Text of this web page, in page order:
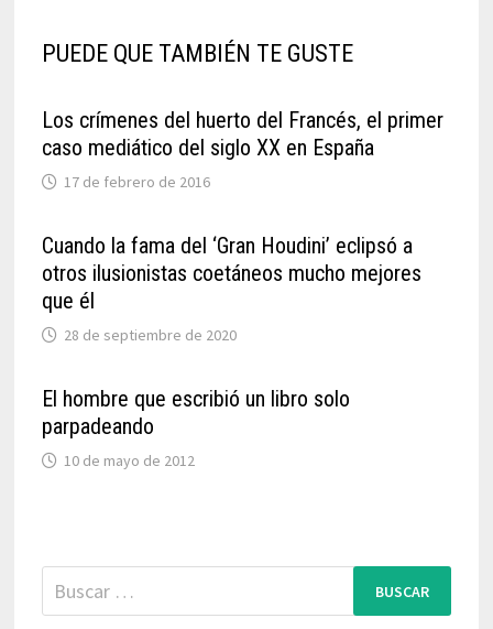
PUEDE QUE TAMBIÉN TE GUSTE
Los crímenes del huerto del Francés, el primer
caso mediático del siglo XX en España
17 de febrero de 2016
Cuando la fama del ‘Gran Houdini’ eclipsó a
otros ilusionistas coetáneos mucho mejores
que él
28 de septiembre de 2020
El hombre que escribió un libro solo
parpadeando
10 de mayo de 2012
Buscar: